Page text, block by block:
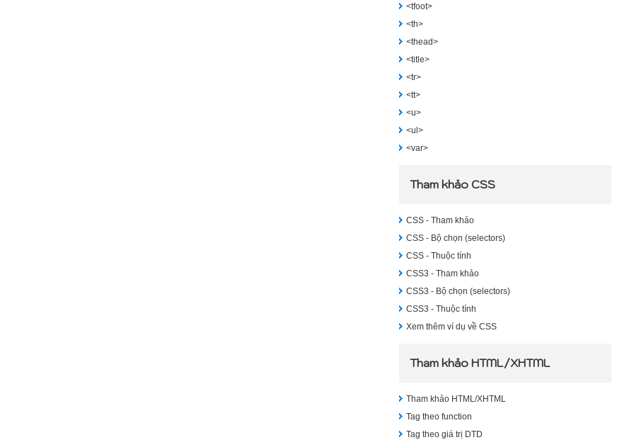
<tfoot>
<th>
<thead>
<title>
<tr>
<tt>
<u>
<ul>
<var>
Tham khảo CSS
CSS - Tham khảo
CSS - Bộ chọn (selectors)
CSS - Thuộc tính
CSS3 - Tham khảo
CSS3 - Bộ chọn (selectors)
CSS3 - Thuộc tính
Xem thêm ví dụ về CSS
Tham khảo HTML/XHTML
Tham khảo HTML/XHTML
Tag theo function
Tag theo giá trị DTD